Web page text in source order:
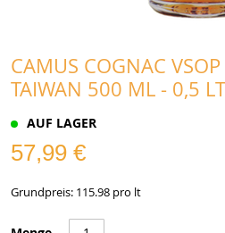
CAMUS COGNAC VSOP
TAIWAN 500 ML - 0,5 LT
AUF LAGER
57,99 €
Grundpreis: 115.98 pro lt